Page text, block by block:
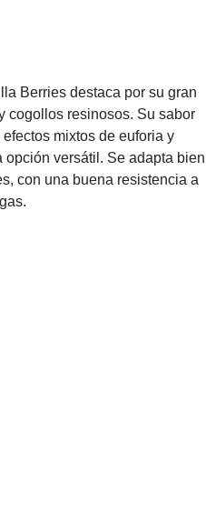
Berries destaca por su gran
cogollos resinosos. Su sabor
mixtos de euforia y
versátil. Se adapta bien
con una buena resistencia a